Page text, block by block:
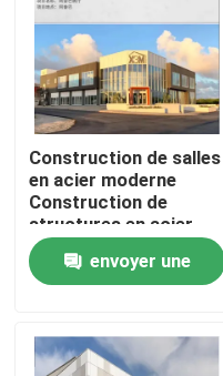
Contrôle de la qualité
Nous contacter
Nouvelles
Les affaires
Entrepôt de
Construction de salles
en acier moderne
Construction de
structures en acier
étanche sur mesure
envoyer une